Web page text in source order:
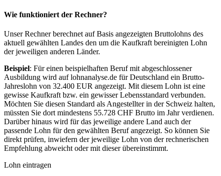
Wie funktioniert der Rechner?
Unser Rechner berechnet auf Basis angezeigten Bruttolohns des
aktuell gewählten Landes den um die Kaufkraft bereinigten Lohn
der jeweiligen anderen Länder.
Beispiel: Für einen beispielhaften Beruf mit abgeschlossener
Ausbildung wird auf lohnanalyse.de für Deutschland ein Brutto-
Jahreslohn von 32.400 EUR angezeigt. Mit diesem Lohn ist eine
gewisse Kaufkraft bzw. ein gewisser Lebensstandard verbunden.
Möchten Sie diesen Standard als Angestellter in der Schweiz halten,
müssten Sie dort mindestens 55.728 CHF Brutto im Jahr verdienen.
Darüber hinaus wird für das jeweilige andere Land auch der
passende Lohn für den gewählten Beruf angezeigt. So können Sie
direkt prüfen, inwiefern der jeweilige Lohn von der rechnerischen
Empfehlung abweicht oder mit dieser übereinstimmt.
Lohn eintragen